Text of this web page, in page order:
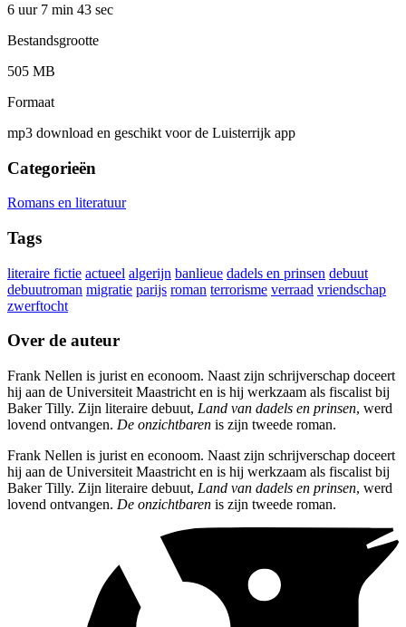
6 uur 7 min 43 sec
Bestandsgrootte
505 MB
Formaat
mp3 download en geschikt voor de Luisterrijk app
Categorieën
Romans en literatuur
Tags
literaire fictie actueel algerijn banlieue dadels en prinsen debuut
debuutroman migratie parijs roman terrorisme verraad vriendschap
zwerftocht
Over de auteur
Frank Nellen is jurist en econoom. Naast zijn schrijverschap doceert
hij aan de Universiteit Maastricht en is hij werkzaam als fiscalist bij
Baker Tilly. Zijn literaire debuut, Land van dadels en prinsen, werd
lovend ontvangen. De onzichtbaren is zijn tweede roman.
Frank Nellen is jurist en econoom. Naast zijn schrijverschap doceert
hij aan de Universiteit Maastricht en is hij werkzaam als fiscalist bij
Baker Tilly. Zijn literaire debuut, Land van dadels en prinsen, werd
lovend ontvangen. De onzichtbaren is zijn tweede roman.